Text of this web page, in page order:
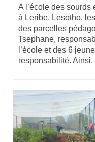
A l’école des sourds
à Leribe, Lesotho,
des parcelles
Tsephane,
l’école et des 6
responsabilité.